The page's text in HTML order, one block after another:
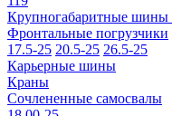
Крупногабаритные шины
Фронтальные погрузчики
17.5-25 20.5-25 26.5-25
Карьерные шины
Краны
Сочлененные самосвалы